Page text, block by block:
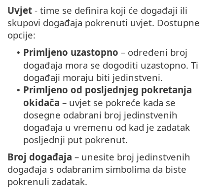
Uvjet - time se definira koji će događaji ili
skupovi događaja pokrenuti uvjet. Dostupne
opcije:
• Primljeno uzastopno – određeni broj
događaja mora se dogoditi uzastopno. Ti
događaji moraju biti jedinstveni.
• Primljeno od posljednjeg pokretanja
okidača – uvjet se pokreće kada se
dosegne odabrani broj jedinstvenih
događaja u vremenu od kad je zadatak
posljednji put pokrenut.
Broj događaja – unesite broj jedinstvenih
događaja s odabranim simbolima da biste
pokrenuli zadatak.